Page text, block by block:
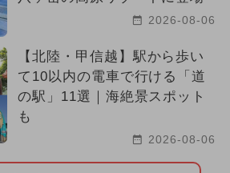
2026-08-06
【北陸・甲信越】駅から歩い
て10以内の電車で行ける「道
の駅」11選｜海絶景スポット
も
2026-08-06